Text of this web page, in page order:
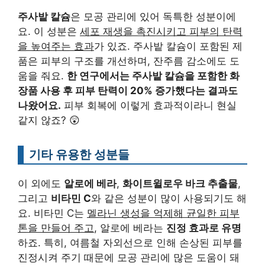
주사밭 칼슘은 모공 관리에 있어 독특한 성분이에
요. 이 성분은 세포 재생을 촉진시키고 피부의 탄력
을 높여주는 효과가 있죠. 주사밭 칼슘이 포함된 제
품은 피부의 구조를 개선하며, 잔주름 감소에도 도
움을 줘요. 한 연구에서는 주사밭 칼슘을 포함한 화
장품 사용 후 피부 탄력이 20% 증가했다는 결과도
나왔어요. 피부 회복에 이렇게 효과적이라니 현실
같지 않죠? 😲
기타 유용한 성분들
이 외에도 알로에 베라, 화이트윌로우 바크 추출물,
그리고 비타민 C와 같은 성분이 많이 사용되기도 해
요. 비타민 C는 멜라닌 생성을 억제해 균일한 피부
톤을 만들어 주고, 알로에 베라는 진정 효과로 유명
하죠. 특히, 여름철 자외선으로 인해 손상된 피부를
진정시켜 주기 때문에 모공 관리에 많은 도움이 돼